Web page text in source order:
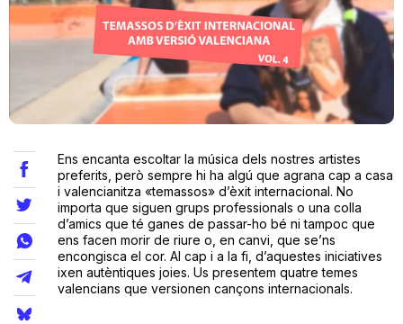
Internet
Opinió
Llibres
La Llista
Llocs
Ens encanta escoltar la música dels nostres artistes
preferits, però sempre hi ha algú que agrana cap a casa
i valencianitza «temassos» d’èxit internacional. No
importa que siguen grups professionals o una colla
d’amics que té ganes de passar-ho bé ni tampoc que
ens facen morir de riure o, en canvi, que se’ns
encongisca el cor. Al cap i a la fi, d’aquestes iniciatives
ixen autèntiques joies. Us presentem quatre temes
valencians que versionen cançons internacionals.